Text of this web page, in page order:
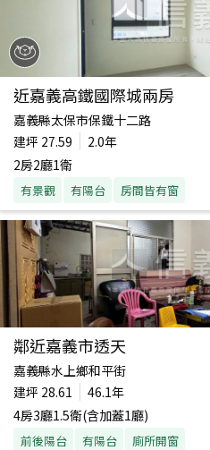
近嘉義高鐵國際城兩房
嘉義縣太保市保鐵十二路
建坪 27.59
2.0年
2房2廳1衛
有景觀 有陽台 房間皆有窗
鄰近嘉義市透天
嘉義縣水上鄉和平街
建坪 28.61
46.1年
4房3廳1.5衛(含加蓋1廳)
前後陽台 有陽台 廁所開窗